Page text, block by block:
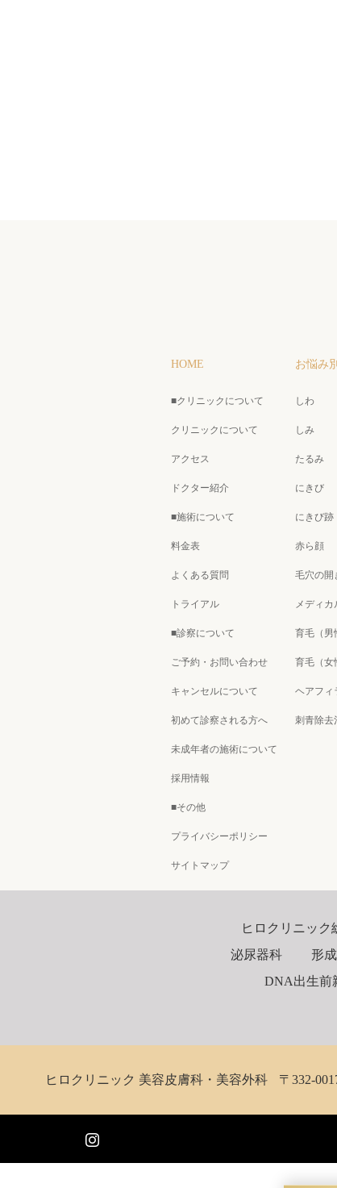
HOME
■クリニックについて
クリニックについて
アクセス
ドクター紹介
■施術について
料金表
よくある質問
トライアル
■診察について
ご予約・お問い合わせ
キャンセルについて
初めて診察される方へ
未成年者の施術について
採用情報
■その他
プライバシーポリシー
サイトマップ
お悩み別
しわ
しみ
たるみ
にきび
にきび跡
赤ら顔
毛穴の開
メディカ
育毛（男
育毛（女
ヘアフィ
刺青除去
ヒロクリニック
泌尿器科
形
DNA出生前
ヒロクリニック 美容皮膚科・美容外科 〒332-